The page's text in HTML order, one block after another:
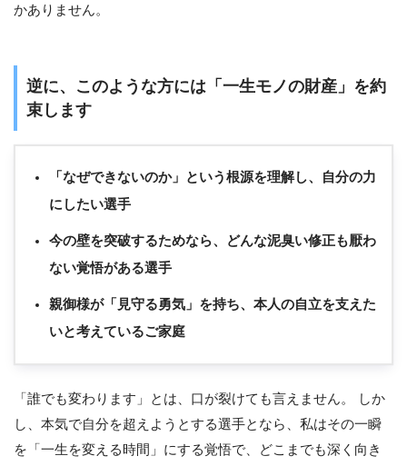
かありません。
逆に、このような方には「一生モノの財産」を約
束します
「なぜできないのか」という根源を理解し、自分の力
にしたい選手
今の壁を突破するためなら、どんな泥臭い修正も厭わ
ない覚悟がある選手
親御様が「見守る勇気」を持ち、本人の自立を支えた
いと考えているご家庭
「誰でも変わります」とは、口が裂けても言えません。 しか
し、本気で自分を超えようとする選手となら、私はその一瞬
を「一生を変える時間」にする覚悟で、どこまでも深く向き